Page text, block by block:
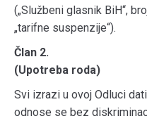
(„Službeni glasnik BiH“,
„tarifne suspenzije“).
Član 2.
(Upotreba roda)
Svi izrazi u ovoj Odluci
odnose se bez